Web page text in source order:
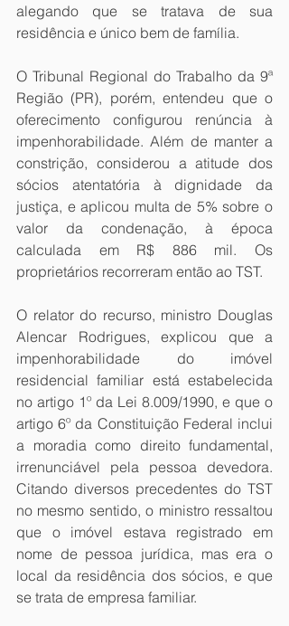
alegando que se tratava de sua
residência e único bem de família.
O Tribunal Regional do Trabalho da 9ª
Região (PR), porém, entendeu que o
oferecimento configurou renúncia à
impenhorabilidade. Além de manter a
constrição, considerou a atitude dos
sócios atentatória à dignidade da
justiça, e aplicou multa de 5% sobre o
valor da condenação, à época
calculada em R$ 886 mil. Os
proprietários recorreram então ao TST.
O relator do recurso, ministro Douglas
Alencar Rodrigues, explicou que a
impenhorabilidade do imóvel
residencial familiar está estabelecida
no artigo 1º da Lei 8.009/1990, e que o
artigo 6º da Constituição Federal inclui
a moradia como direito fundamental,
irrenunciável pela pessoa devedora.
Citando diversos precedentes do TST
no mesmo sentido, o ministro ressaltou
que o imóvel estava registrado em
nome de pessoa jurídica, mas era o
local da residência dos sócios, e que
se trata de empresa familiar.